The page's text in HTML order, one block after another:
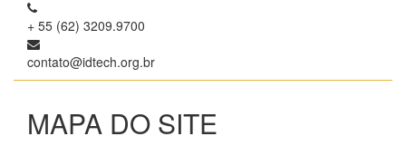
+ 55 (62) 3209.9700
contato@idtech.org.br
MAPA DO SITE